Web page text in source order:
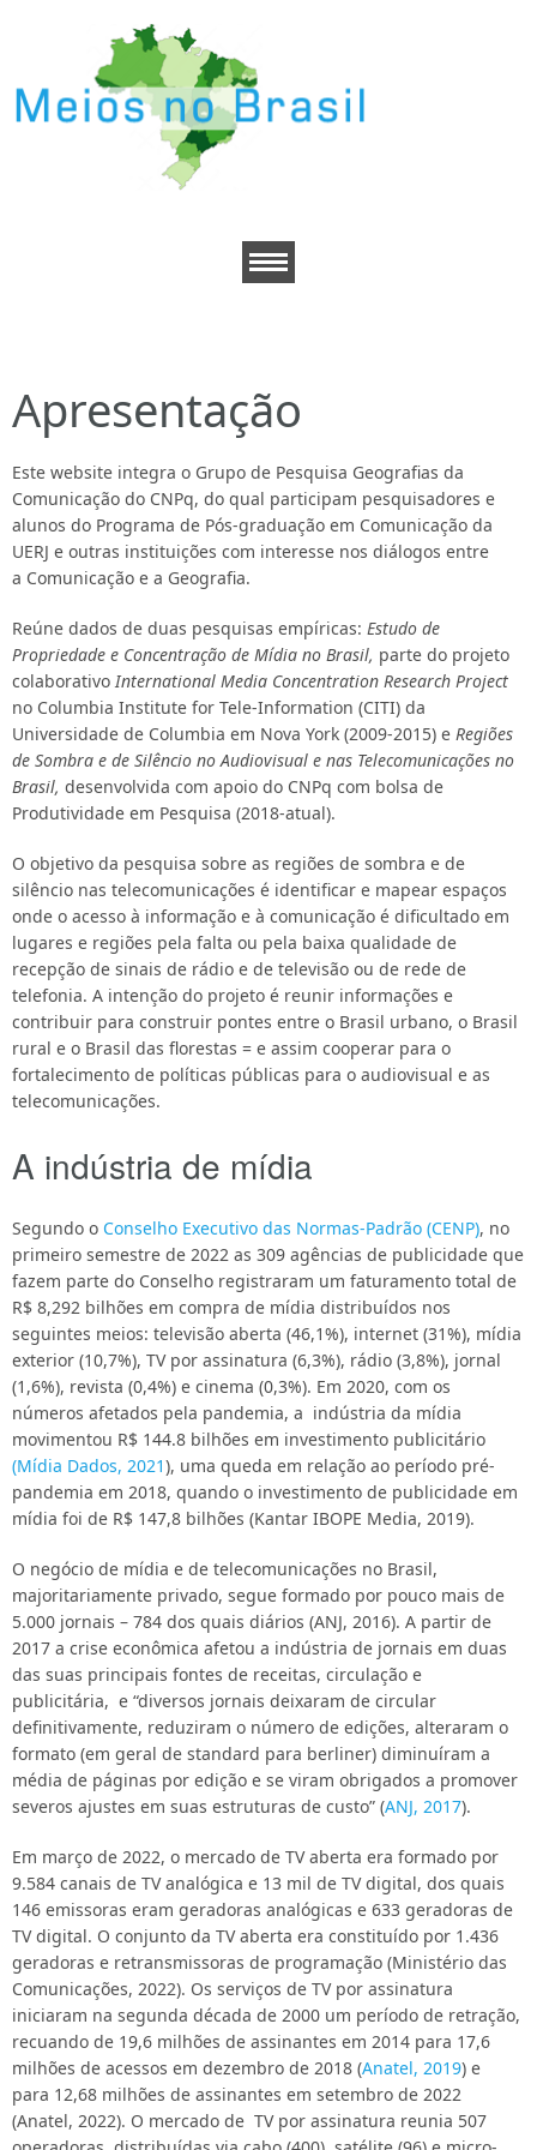
Jornais
Revistas
Portais
TV Aberta
TV Paga
Rádio
Editoras
Tel. Móvel
Tel. Fixa
Apresentação
Este website integra o Grupo de Pesquisa Geografias da
Comunicação do CNPq, do qual participam pesquisadores e
alunos do Programa de Pós-graduação em Comunicação da
UERJ e outras instituições com interesse nos diálogos entre
a Comunicação e a Geografia.
Reúne dados de duas pesquisas empíricas: Estudo de
Propriedade e Concentração de Mídia no Brasil, parte do projeto
colaborativoInternational Media Concentration Research Project
no Columbia Institute for Tele-Information (CITI) da
Universidade de Columbia em Nova York (2009-2015) e Regiões
de Sombra e de Silêncio no Audiovisual e nas Telecomunicações no
Brasil, desenvolvida com apoio do CNPq com bolsa de
Produtividade em Pesquisa (2018-atual).
O objetivo da pesquisa sobre as regiões de sombra e de
silêncio nas telecomunicações é identificar e mapear espaços
onde o acesso à informação e à comunicação é dificultado em
lugares e regiões pela falta ou pela baixa qualidade de
recepção de sinais de rádio e de televisão ou de rede de
telefonia. A intenção do projeto é reunir informações e
contribuir para construir pontes entre o Brasil urbano, o Brasil
rural e o Brasil das florestas = e assim cooperar para o
fortalecimento de políticas públicas para o audiovisual e as
telecomunicações.
A indústria de mídia
Segundo o Conselho Executivo das Normas-Padrão (CENP), no
primeiro semestre de 2022 as 309 agências de publicidade que
fazem parte do Conselho registraram um faturamento total de
R$ 8,292 bilhões em compra de mídia distribuídos nos
seguintes meios: televisão aberta (46,1%), internet (31%), mídia
exterior (10,7%), TV por assinatura (6,3%), rádio (3,8%), jornal
(1,6%), revista (0,4%) e cinema (0,3%). Em 2020, com os
números afetados pela pandemia, a indústria da mídia
movimentou R$ 144.8 bilhões em investimento publicitário
(Mídia Dados, 2021), uma queda em relação ao período pré-
pandemia em 2018, quando o investimento de publicidade em
mídia foi de R$ 147,8 bilhões (Kantar IBOPE Media, 2019).
O negócio de mídia e de telecomunicações no Brasil,
majoritariamente privado, segue formado por pouco mais de
5.000 jornais – 784 dos quais diários (ANJ, 2016). A partir de
2017 a crise econômica afetou a indústria de jornais em duas
das suas principais fontes de receitas, circulação e
publicitária, e “diversos jornais deixaram de circular
definitivamente, reduziram o número de edições, alteraram o
formato (em geral de standard para berliner) diminuíram a
média de páginas por edição e se viram obrigados a promover
severos ajustes em suas estruturas de custo” (ANJ, 2017).
Em março de 2022, o mercado de TV aberta era formado por
9.584 canais de TV analógica e 13 mil de TV digital, dos quais
146 emissoras eram geradoras analógicas e 633 geradoras de
TV digital. O conjunto da TV aberta era constituído por 1.436
geradoras e retransmissoras de programação (Ministério das
Comunicações, 2022). Os serviços de TV por assinatura
iniciaram na segunda década de 2000 um período de retração,
recuando de 19,6 milhões de assinantes em 2014 para 17,6
milhões de acessos em dezembro de 2018 (Anatel, 2019) e
para 12,68 milhões de assinantes em setembro de 2022
(Anatel, 2022). O mercado de TV por assinatura reunia 507